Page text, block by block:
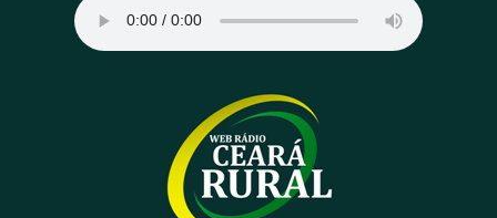
Programação
Equipe
Contato
Sobre